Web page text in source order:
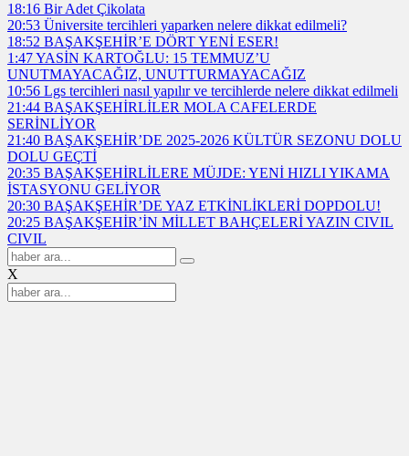
18:16 Bir Adet Çikolata
20:53 Üniversite tercihleri yaparken nelere dikkat edilmeli?
18:52 BAŞAKŞEHİR’E DÖRT YENİ ESER!
1:47YASİN KARTOĞLU: 15 TEMMUZ’U
UNUTMAYACAĞIZ, UNUTTURMAYACAĞIZ
10:56 Lgs tercihleri nasıl yapılır ve tercihlerde nelere dikkat edilmeli
21:44 BAŞAKŞEHİRLİLER MOLA CAFELERDE
SERİNLİYOR
21:40 BAŞAKŞEHİR’DE 2025-2026 KÜLTÜR SEZONU DOLU
DOLU GEÇTİ
20:35 BAŞAKŞEHİRLİLERE MÜJDE: YENİ HIZLI YIKAMA
İSTASYONU GELİYOR
20:30 BAŞAKŞEHİR’DE YAZ ETKİNLİKLERİ DOPDOLU!
20:25 BAŞAKŞEHİR’İN MİLLET BAHÇELERİ YAZIN CIVIL
CIVIL
X